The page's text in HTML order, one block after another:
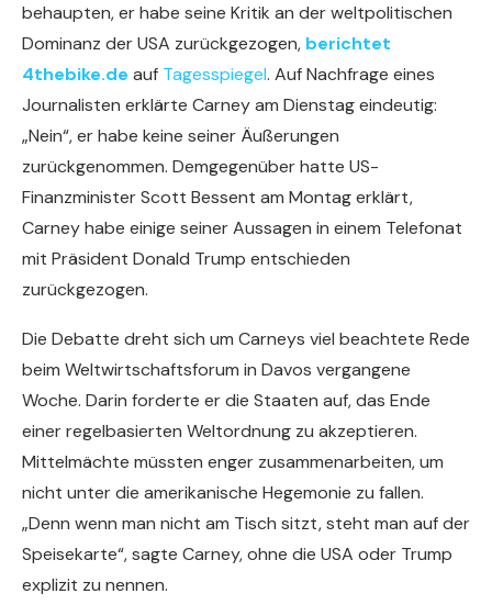
behaupten, er habe seine Kritik an der weltpolitischen
Dominanz der USA zurückgezogen, berichtet
4thebike.de auf Tagesspiegel. Auf Nachfrage eines
Journalisten erklärte Carney am Dienstag eindeutig:
„Nein“, er habe keine seiner Äußerungen
zurückgenommen. Demgegenüber hatte US-
Finanzminister Scott Bessent am Montag erklärt,
Carney habe einige seiner Aussagen in einem Telefonat
mit Präsident Donald Trump entschieden
zurückgezogen.
Die Debatte dreht sich um Carneys viel beachtete Rede
beim Weltwirtschaftsforum in Davos vergangene
Woche. Darin forderte er die Staaten auf, das Ende
einer regelbasierten Weltordnung zu akzeptieren.
Mittelmächte müssten enger zusammenarbeiten, um
nicht unter die amerikanische Hegemonie zu fallen.
„Denn wenn man nicht am Tisch sitzt, steht man auf der
Speisekarte“, sagte Carney, ohne die USA oder Trump
explizit zu nennen.